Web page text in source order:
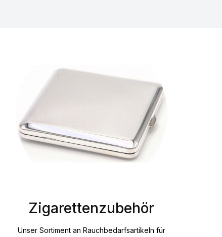
Zigarettenzubehör
Unser Sortiment an Rauchbedarfsartikeln für